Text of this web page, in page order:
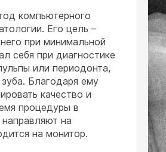
компьютерного
Его цель –
при минимальной
себя при диагностике
или периодонта,
Благодаря ему
качество и
процедуры в
на
на монитор.